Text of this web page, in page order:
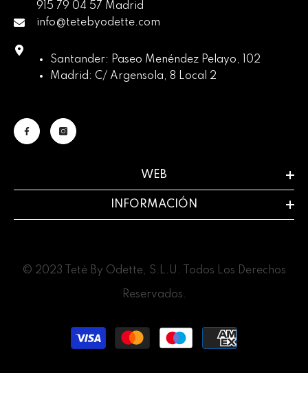
915 79 04 57 Madrid
info@tetebyodette.com
Santander: Paseo Menéndez Pelayo, 102
Madrid: C/ Argensola, 8 Local 2
WEB
INFORMACIÓN
© 2023 Teté By Odette, S.L.U. Todos Los Derechos
Reservados.
Métodos
de